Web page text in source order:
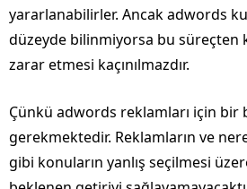
yararlanabilirler. Ancak adwords
düzeyde bilinmiyorsa bu süreçten
zarar etmesi kaçınılmazdır.
Çünkü adwords reklamları için bir
gerekmektedir. Reklamların ve
gibi konuların yanlış seçilmesi